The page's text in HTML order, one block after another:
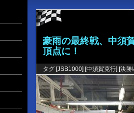
豪雨の最終戦、中須
頂点に！
タグ [JSB1000] [中須賀克行] [決勝